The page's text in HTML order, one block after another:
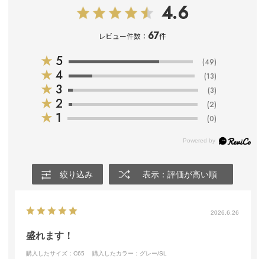
4.6
レビュー件数： 67件
★ 5 (49)
★ 4 (13)
★ 3 (3)
★ 2 (2)
★ 1 (0)
絞り込み 表示：評価が高い順
2026.6.26
盛れます！
購入したサイズ：C65 購入したカラー：グレー/SL